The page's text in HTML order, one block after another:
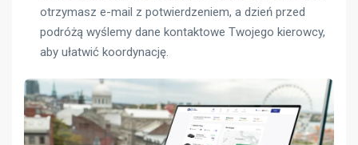
otrzymasz e-mail z potwierdzeniem, a dzień przed
podróżą wyślemy dane kontaktowe Twojego kierowcy,
aby ułatwić koordynację.